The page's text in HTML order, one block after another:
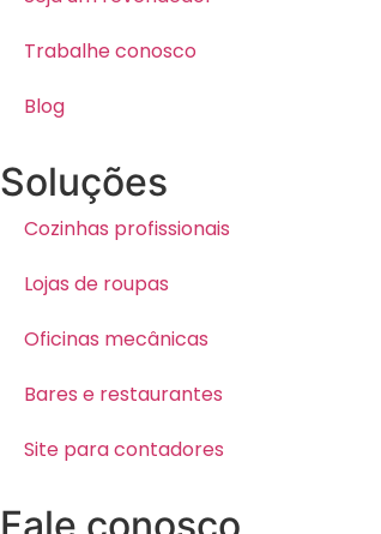
Trabalhe conosco
Blog
Soluções
Cozinhas profissionais
Lojas de roupas
Oficinas mecânicas
Bares e restaurantes
Site para contadores